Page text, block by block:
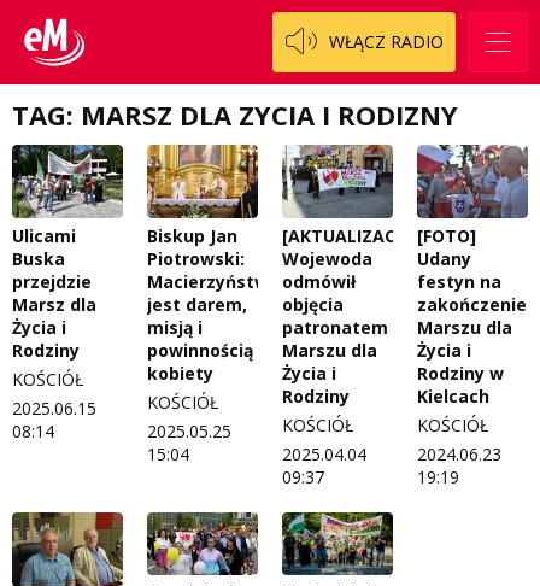
WŁĄCZ RADIO
Włoszczowski
Cały ten sport
Dzieciaki Cudaki
Fascynująca nauka
Historia na fali
Modna kultura
OdNowa
Pacjent, którego nie zapomnę
Pasjonaci
Piąta strona świata
Prawdę mówiąc
Słowo Dnia
Tak wierzę
Koncert życzeń
Kontakt
O nas
Regulamin programu Patron
Zespół
Logo do pobrania
Regulamin konkursów
Regulamin przesyłania materiałów
Regulamin sklepu internetowego
Regulamin darowizn
Regulamin konkursu Zwierzak naszej klasy
TAG: MARSZ DLA ZYCIA I RODIZNY
Ulicami
Buska
przejdzie
Marsz dla
Życia i
Rodziny
KOŚCIÓŁ
2025.06.15
08:14
Biskup Jan
Piotrowski:
Macierzyństwo
jest darem,
misją i
powinnością
kobiety
KOŚCIÓŁ
2025.05.25
15:04
[AKTUALIZACJA]
Wojewoda
odmówił
objęcia
patronatem
Marszu dla
Życia i
Rodziny
KOŚCIÓŁ
2025.04.04
09:37
[FOTO]
Udany
festyn na
zakończenie
Marszu dla
Życia i
Rodziny w
Kielcach
KOŚCIÓŁ
2024.06.23
19:19